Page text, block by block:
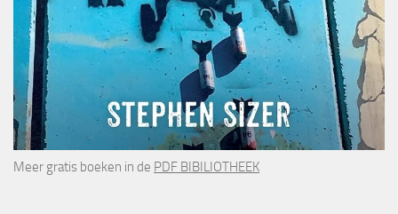
Meer gratis boeken in de PDF BIBILIOTHEEK